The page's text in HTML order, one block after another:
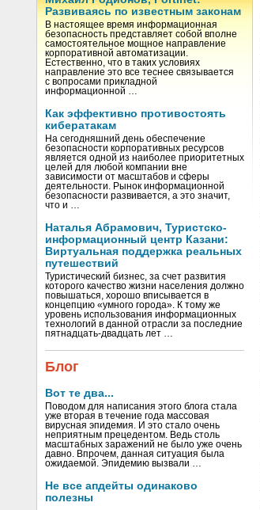
Развиваясь по известным законам
В настоящее время информационная
безопасность представляет собой вполне
самостоятельное мощное направление
корпоративной автоматизации.
Естественно, что в таких условиях
направление это все теснее связывается
с вопросами прикладной
информационной …
Как эффективно противостоять
кибератакам
На сегодняшний день обеспечение
безопасности корпоративных ресурсов
является одной из наиболее приоритетных
целей для любой компании вне
зависимости от масштабов и сферы
деятельности. Рынок информационной
безопасности развивается, а это значит,
что и …
Наталья Абрамович, Туристско-
информационный центр Казани:
Виртуальная поддержка реальных
путешествий
Туристический бизнес, за счет развития
которого качество жизни населения должно
повышаться, хорошо вписывается в
концепцию «умного города». К тому же
уровень использования информационных
технологий в данной отрасли за последние
пятнадцать-двадцать лет …
Блог
Вот те два...
Поводом для написания этого блога стала
уже вторая в течение года массовая
вирусная эпидемия. И это стало очень
неприятным прецедентом. Ведь столь
масштабных заражений не было уже очень
давно. Впрочем, данная ситуация была
ожидаемой. Эпидемию вызвали …
Не все апдейты одинаково
полезны